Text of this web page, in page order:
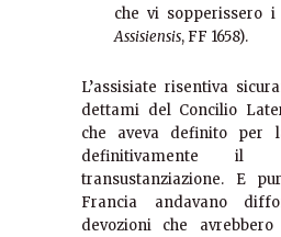
che vi sopperissero
Assisiensis, FF 1658).
L’assisiate risentiva
dettami del Concilio
che aveva definito per
definitivamente il
transustanziazione. E
Francia andavano
devozioni che